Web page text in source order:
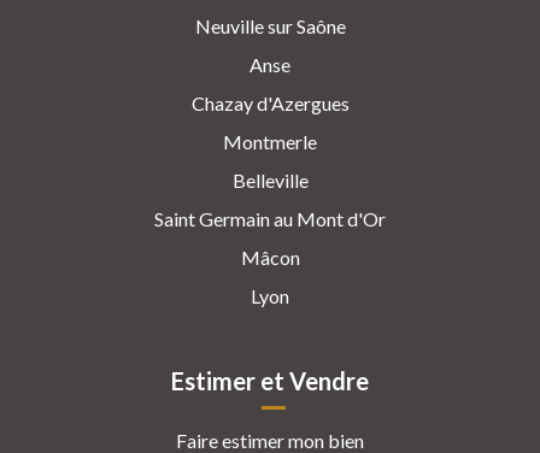
Neuville sur Saône
Anse
Chazay d'Azergues
Montmerle
Belleville
Saint Germain au Mont d'Or
Mâcon
Lyon
Estimer et Vendre
Faire estimer mon bien